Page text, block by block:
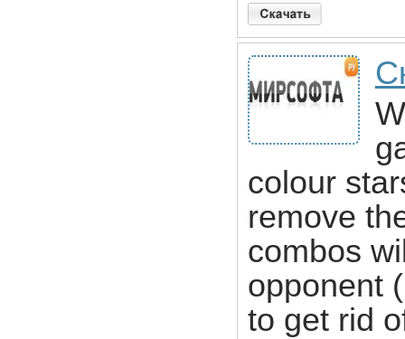
colour
remove
combos
opponent
to get rid